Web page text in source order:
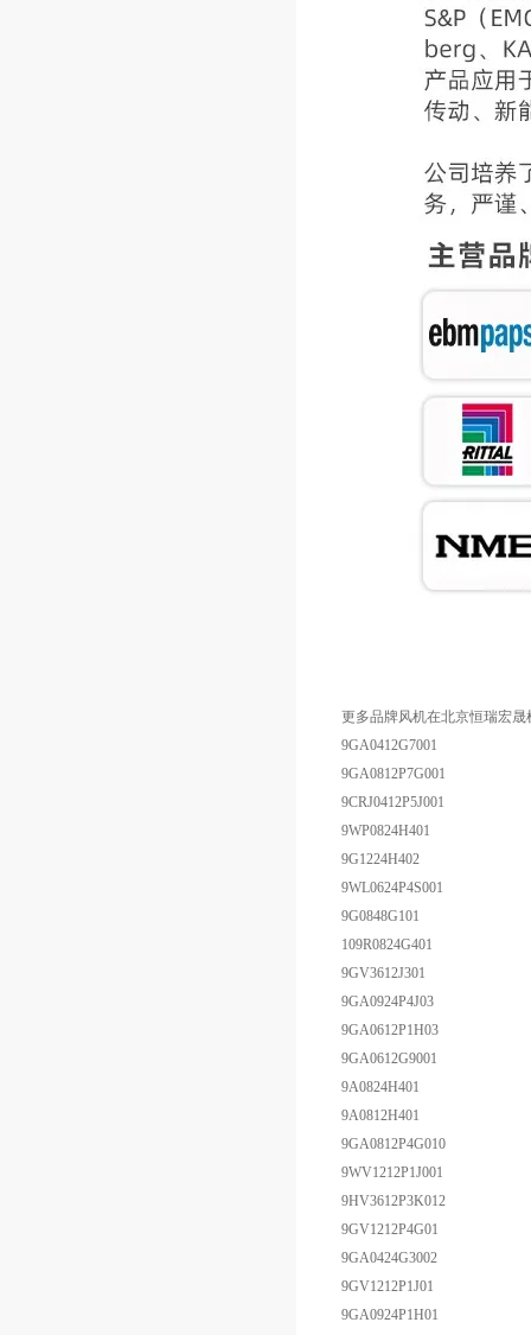
更多品牌风机在北京恒瑞宏
9GA0412G7001
9GA0812P7G001
9CRJ0412P5J001
9WP0824H401
9G1224H402
9WL0624P4S001
9G0848G101
109R0824G401
9GV3612J301
9GA0924P4J03
9GA0612P1H03
9GA0612G9001
9A0824H401
9A0812H401
9GA0812P4G010
9WV1212P1J001
9HV3612P3K012
9GV1212P4G01
9GA0424G3002
9GV1212P1J01
9GA0924P1H01